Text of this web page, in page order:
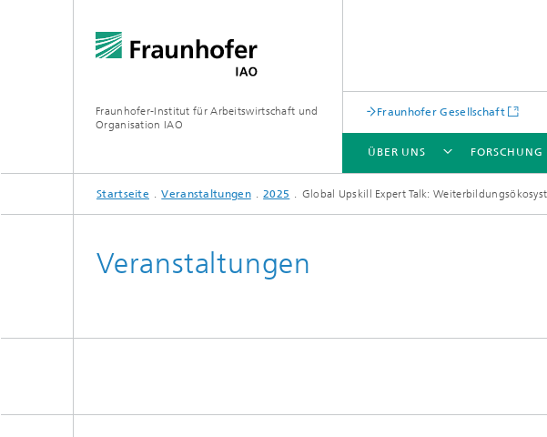
Fraunhofer-Institut für Arbeitswirtschaft und
Organisation IAO
Fraunhofer Gesellschaft
ÜBER UNS
ÜBER UNS
FORSCHUNG
FORSCHUNG
VERANSTALTUNGEN
Startseite Veranstaltungen 2025 Global Upskill Expert Talk:
Veranstaltungen